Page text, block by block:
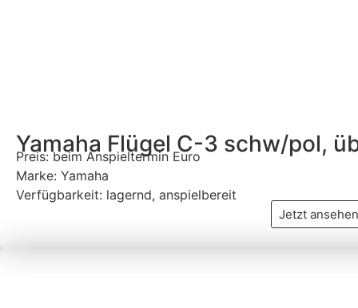
Yamaha Flügel C-3 schw/pol,
Preis: beim Anspieltermin Euro
Marke: Yamaha
Verfügbarkeit: lagernd, anspielbereit
Jetzt ansehen